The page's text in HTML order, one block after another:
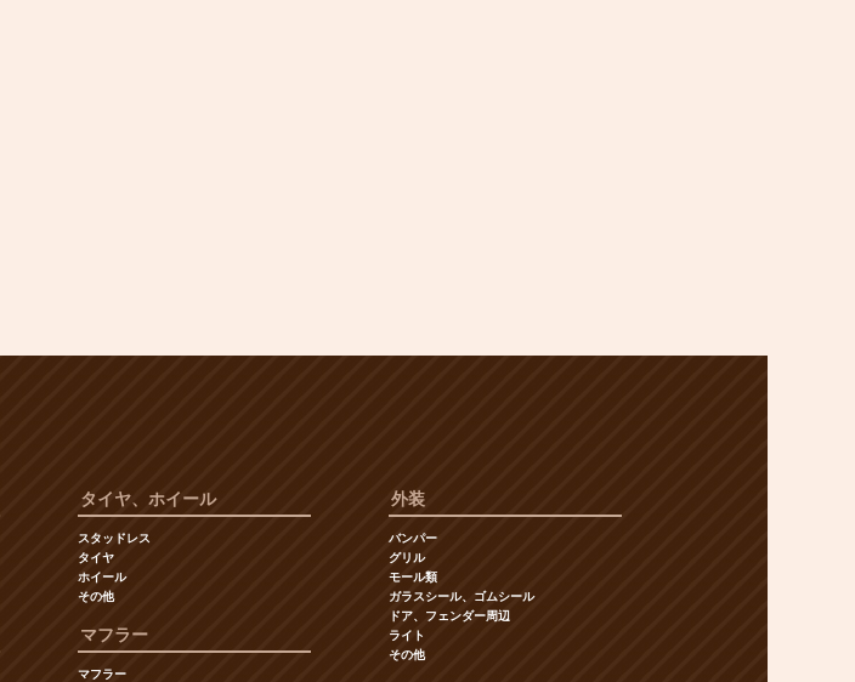
タイヤ、ホイール
スタッドレス
タイヤ
ホイール
その他
マフラー
マフラー
外装
バンパー
グリル
モール類
ガラスシール、ゴムシール
ドア、フェンダー周辺
ライト
その他